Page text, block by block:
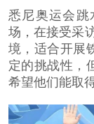
悉尼奥运会跳
场，在接受采
境，适合开展
定的挑战性，
希望他们能取